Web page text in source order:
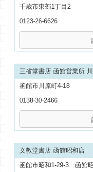
千歳市東郊1丁目2
0123-26-6626
三省堂書店 函館営業所
函館市川原町4-18
0138-30-2466
文教堂書店 函館昭和店
函館市昭和1-29-3 函館